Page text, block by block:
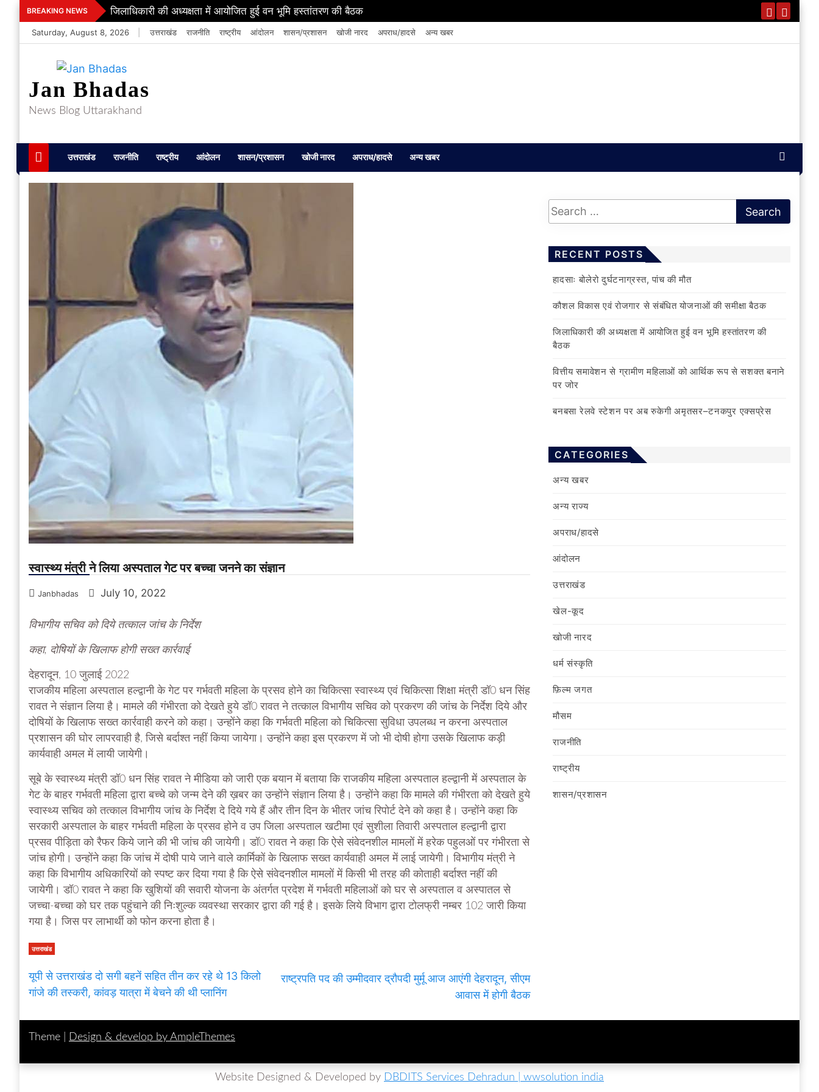
Skip
to
content
BREAKING NEWS जिलाधिकारी की अध्यक्षता में आयोजित हुई वन भूमि हस्तांतरण की बैठक
Saturday, August 8, 2026 उत्तराखंड राजनीति राष्ट्रीय आंदोलन शासन/प्रशासन खोजी नारद अपराध/हादसे अन्य खबर
Jan Bhadas
News Blog Uttarakhand
उत्तराखंड राजनीति राष्ट्रीय आंदोलन शासन/प्रशासन खोजी नारद अपराध/हादसे अन्य खबर
स्वास्थ्य मंत्री ने लिया अस्पताल गेट पर बच्चा जनने का संज्ञान
Janbhadas July 10, 2022
विभागीय सचिव को दिये तत्काल जांच के निर्देश
कहा, दोषियों के खिलाफ होगी सख्त कार्रवाई
देहरादून, 10 जुलाई 2022
राजकीय महिला अस्पताल हल्द्वानी के गेट पर गर्भवती महिला के प्रसव होने का चिकित्सा स्वास्थ्य एवं चिकित्सा शिक्षा मंत्री डॉ0 धन सिंह
रावत ने संज्ञान लिया है। मामले की गंभीरता को देखते हुये डॉ0 रावत ने तत्काल विभागीय सचिव को प्रकरण की जांच के निर्देश दिये और
दोषियों के खिलाफ सख्त कार्रवाही करने को कहा। उन्होंने कहा कि गर्भवती महिला को चिकित्सा सुविधा उपलब्ध न करना अस्पताल
प्रशासन की घोर लापरवाही है, जिसे बर्दाश्त नहीं किया जायेगा। उन्होंने कहा इस प्रकरण में जो भी दोषी होगा उसके खिलाफ कड़ी
कार्यवाही अमल में लायी जायेगी।
सूबे के स्वास्थ्य मंत्री डॉ0 धन सिंह रावत ने मीडिया को जारी एक बयान में बताया कि राजकीय महिला अस्पताल हल्द्वानी में अस्पताल के
गेट के बाहर गर्भवती महिला द्वारा बच्चे को जन्म देने की ख़बर का उन्होंने संज्ञान लिया है। उन्होंने कहा कि मामले की गंभीरता को देखते हुये
स्वास्थ्य सचिव को तत्काल विभागीय जांच के निर्देश दे दिये गये हैं और तीन दिन के भीतर जांच रिपोर्ट देने को कहा है। उन्होंने कहा कि
सरकारी अस्पताल के बाहर गर्भवती महिला के प्रसव होने व उप जिला अस्पताल खटीमा एवं सुशीला तिवारी अस्पताल हल्द्वानी द्वारा
प्रसव पीड़िता को रैफर किये जाने की भी जांच की जायेगी। डॉ0 रावत ने कहा कि ऐसे संवेदनशील मामलों में हरेक पहुलओं पर गंभीरता से
जांच होगी। उन्होंने कहा कि जांच में दोषी पाये जाने वाले कार्मिकों के खिलाफ सख्त कार्यवाही अमल में लाई जायेगी। विभागीय मंत्री ने
कहा कि विभागीय अधिकारियों को स्पष्ट कर दिया गया है कि ऐसे संवेदनशील मामलों में किसी भी तरह की कोताही बर्दाश्त नहीं की
जायेगी। डॉ0 रावत ने कहा कि खुशियों की सवारी योजना के अंतर्गत प्रदेश में गर्भवती महिलाओं को घर से अस्पताल व अस्पातल से
जच्चा-बच्चा को घर तक पहुंचाने की निःशुल्क व्यवस्था सरकार द्वारा की गई है। इसके लिये विभाग द्वारा टोलफ्री नम्बर 102 जारी किया
गया है। जिस पर लाभार्थी को फोन करना होता है।
उत्तराखंड
यूपी से उत्तराखंड दो सगी बहनें सहित तीन कर रहे थे 13 किलो
गांजे की तस्करी, कांवड़ यात्रा में बेचने की थी प्लानिंग
राष्ट्रपति पद की उम्मीदवार द्रौपदी मुर्मू आज आएंगी देहरादून, सीएम
आवास में होगी बैठक
RECENT POSTS
हादसाः बोलेरो दुर्घटनाग्रस्त, पांच की मौत
कौशल विकास एवं रोजगार से संबंधित योजनाओं की समीक्षा बैठक
जिलाधिकारी की अध्यक्षता में आयोजित हुई वन भूमि हस्तांतरण की
बैठक
वित्तीय समावेशन से ग्रामीण महिलाओं को आर्थिक रूप से सशक्त बनाने
पर जोर
बनबसा रेलवे स्टेशन पर अब रुकेगी अमृतसर–टनकपुर एक्सप्रेस
CATEGORIES
अन्य खबर
अन्य राज्य
अपराध/हादसे
आंदोलन
उत्तराखंड
खेल-कूद
खोजी नारद
धर्म संस्कृति
फ़िल्‍म जगत
मौसम
राजनीति
राष्ट्रीय
शासन/प्रशासन
Theme | Design & develop by AmpleThemes
Website Designed & Developed by DBDITS Services Dehradun | wwsolution india